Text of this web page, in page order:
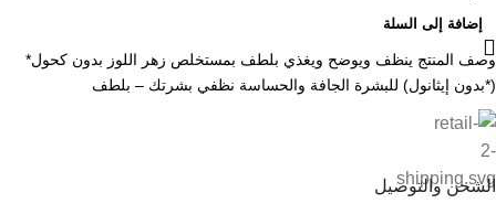
إضافة إلى السلة
وصف المنتج ينظف ويوضح ويغذي بلطف بمستخلص زهر اللوز بدون كحول*
(*بدون إيثانول) للبشرة الجافة والحساسة نظفي بشرتك – بلطف
الشحن والتوصيل